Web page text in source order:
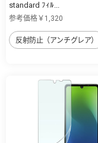
standard ﾌｨﾙ...
参考価格￥1,320
反射防止（アンチグレア）